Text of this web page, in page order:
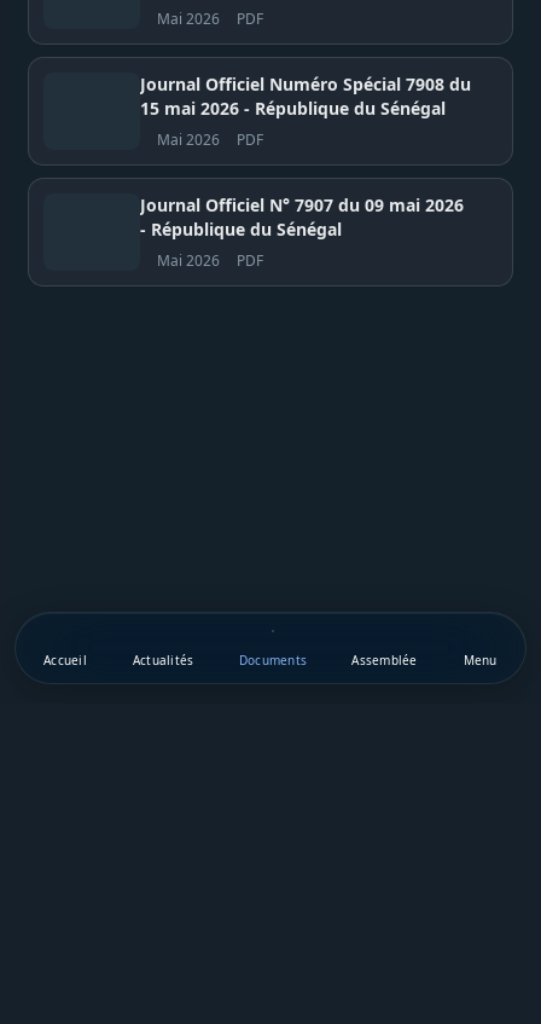
Mai 2026 PDF
Journal Officiel Numéro Spécial 7908 du
15 mai 2026 - République du Sénégal
Mai 2026 PDF
Journal Officiel N° 7907 du 09 mai 2026
- République du Sénégal
Mai 2026 PDF
Accueil Actualités Documents Assemblée Menu